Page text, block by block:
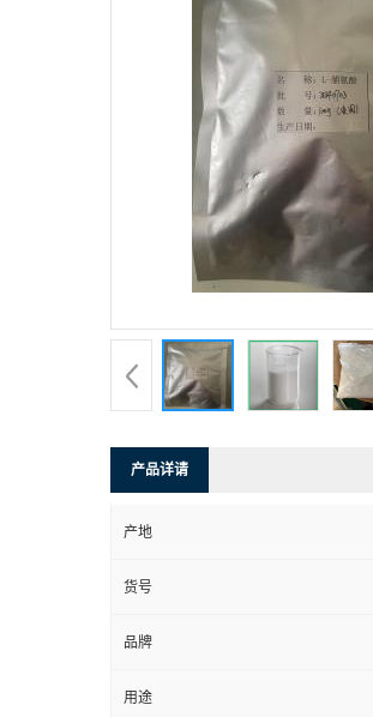
产品详请
产地
货号
品牌
用途